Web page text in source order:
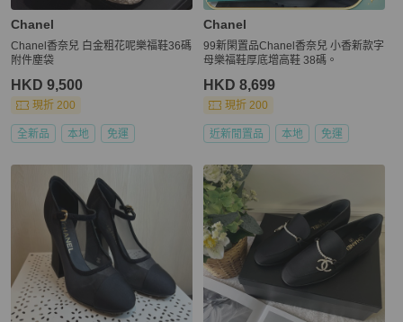
Chanel
Chanel香奈兒 白金粗花呢樂福鞋36碼
附件塵袋
HKD 9,500
現折 200
全新品 本地 免運
Chanel
99新閑置品Chanel香奈兒 小香新款字
母樂福鞋厚底增高鞋 38碼。
HKD 8,699
現折 200
近新閒置品 本地 免運